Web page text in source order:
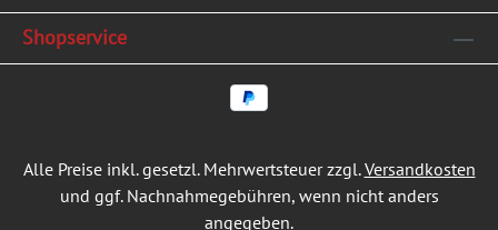
Shopservice
Alle Preise inkl. gesetzl. Mehrwertsteuer zzgl.Versandkosten
und ggf. Nachnahmegebühren, wenn nicht anders
angegeben.